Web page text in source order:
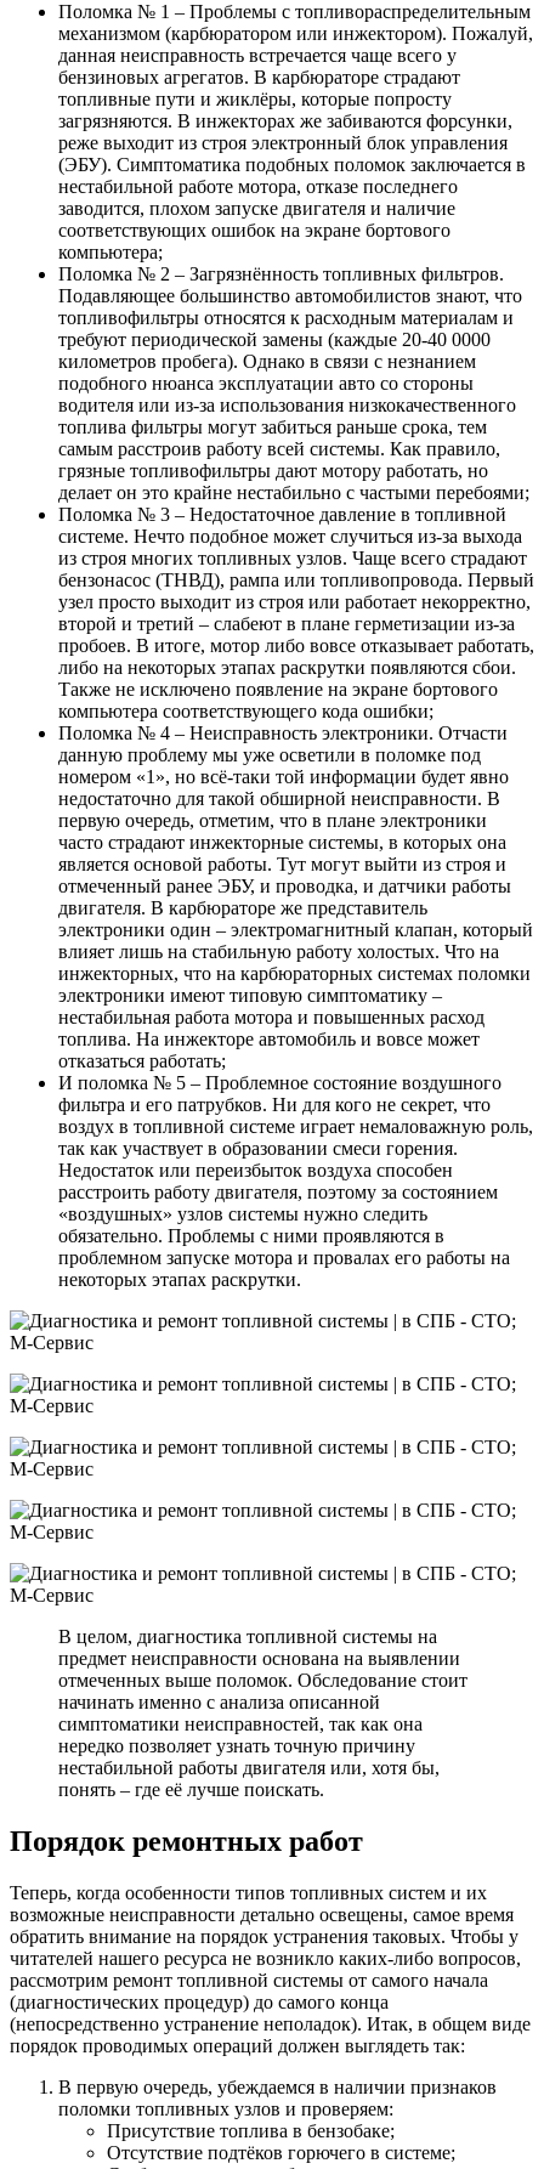
Поломка № 1 – Проблемы с топливораспределительным
механизмом (карбюратором или инжектором). Пожалуй,
данная неисправность встречается чаще всего у
бензиновых агрегатов. В карбюраторе страдают
топливные пути и жиклёры, которые попросту
загрязняются. В инжекторах же забиваются форсунки,
реже выходит из строя электронный блок управления
(ЭБУ). Симптоматика подобных поломок заключается в
нестабильной работе мотора, отказе последнего
заводится, плохом запуске двигателя и наличие
соответствующих ошибок на экране бортового
компьютера;
Поломка № 2 – Загрязнённость топливных фильтров.
Подавляющее большинство автомобилистов знают, что
топливофильтры относятся к расходным материалам и
требуют периодической замены (каждые 20-40 0000
километров пробега). Однако в связи с незнанием
подобного нюанса эксплуатации авто со стороны
водителя или из-за использования низкокачественного
топлива фильтры могут забиться раньше срока, тем
самым расстроив работу всей системы. Как правило,
грязные топливофильтры дают мотору работать, но
делает он это крайне нестабильно с частыми перебоями;
Поломка № 3 – Недостаточное давление в топливной
системе. Нечто подобное может случиться из-за выхода
из строя многих топливных узлов. Чаще всего страдают
бензонасос (ТНВД), рампа или топливопровода. Первый
узел просто выходит из строя или работает некорректно,
второй и третий – слабеют в плане герметизации из-за
пробоев. В итоге, мотор либо вовсе отказывает работать,
либо на некоторых этапах раскрутки появляются сбои.
Также не исключено появление на экране бортового
компьютера соответствующего кода ошибки;
Поломка № 4 – Неисправность электроники. Отчасти
данную проблему мы уже осветили в поломке под
номером «1», но всё-таки той информации будет явно
недостаточно для такой обширной неисправности. В
первую очередь, отметим, что в плане электроники
часто страдают инжекторные системы, в которых она
является основой работы. Тут могут выйти из строя и
отмеченный ранее ЭБУ, и проводка, и датчики работы
двигателя. В карбюраторе же представитель
электроники один – электромагнитный клапан, который
влияет лишь на стабильную работу холостых. Что на
инжекторных, что на карбюраторных системах поломки
электроники имеют типовую симптоматику –
нестабильная работа мотора и повышенных расход
топлива. На инжекторе автомобиль и вовсе может
отказаться работать;
И поломка № 5 – Проблемное состояние воздушного
фильтра и его патрубков. Ни для кого не секрет, что
воздух в топливной системе играет немаловажную роль,
так как участвует в образовании смеси горения.
Недостаток или переизбыток воздуха способен
расстроить работу двигателя, поэтому за состоянием
«воздушных» узлов системы нужно следить
обязательно. Проблемы с ними проявляются в
проблемном запуске мотора и провалах его работы на
некоторых этапах раскрутки.
В целом, диагностика топливной системы на
предмет неисправности основана на выявлении
отмеченных выше поломок. Обследование стоит
начинать именно с анализа описанной
симптоматики неисправностей, так как она
нередко позволяет узнать точную причину
нестабильной работы двигателя или, хотя бы,
понять – где её лучше поискать.
Порядок ремонтных работ
Теперь, когда особенности типов топливных систем и их
возможные неисправности детально освещены, самое время
обратить внимание на порядок устранения таковых. Чтобы у
читателей нашего ресурса не возникло каких-либо вопросов,
рассмотрим ремонт топливной системы от самого начала
(диагностических процедур) до самого конца
(непосредственно устранение неполадок). Итак, в общем виде
порядок проводимых операций должен выглядеть так:
В первую очередь, убеждаемся в наличии признаков
поломки топливных узлов и проверяем:
Присутствие топлива в бензобаке;
Отсутствие подтёков горючего в системе;